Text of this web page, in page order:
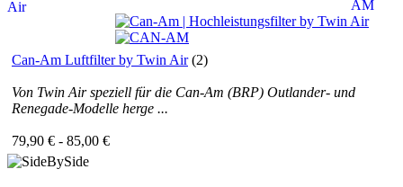
Can-Am Luftfilter by Twin Air (2)
Von Twin Air speziell für die Can-Am (BRP) Outlander- und
Renegade-Modelle herge ...
79,90 € - 85,00 €